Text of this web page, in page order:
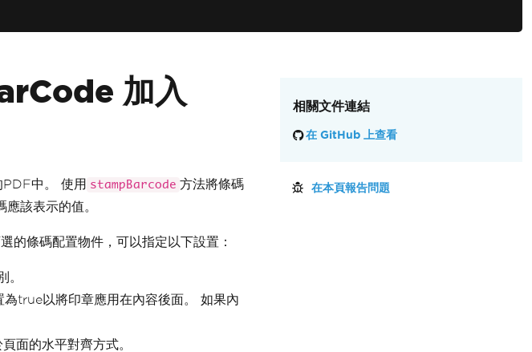
加入
中。 使用 stampBarcode 方法將條碼
該表示的值。
的條碼配置物件，可以指定以下設置：
。
為true以將印章應用在內容後面。 如果內
頁面的水平對齊方式。
相關文件連結
在 GitHub 上查看
在本頁報告問題